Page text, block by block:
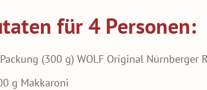
für 4 Personen:
(300 g) WOLF Original Nürnberger
g Makkaroni